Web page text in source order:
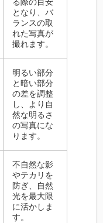
となり、バ
ランスの取
れた写真が
撮れます。
明るい部分
と暗い部分
の差を調整
し、より自
然な明るさ
の写真にな
ります。
不自然な影
やテカリを
防ぎ、自然
光を最大限
に活かしま
す。